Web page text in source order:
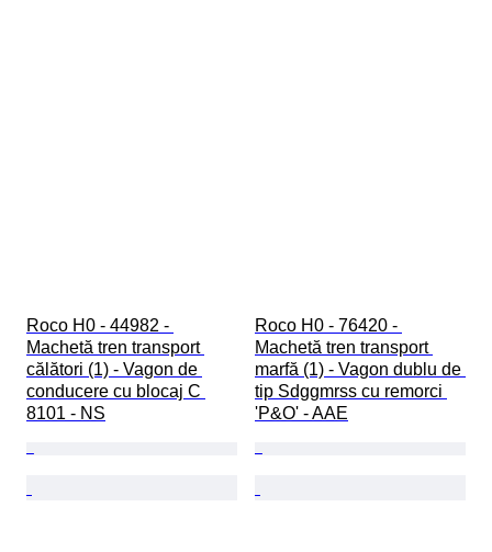
Roco H0 - 44982 -
Machetă tren transport
călători (1) - Vagon de
conducere cu blocaj C
8101 - NS
Roco H0 - 76420 -
Machetă tren transport
marfă (1) - Vagon dublu de
tip Sdggmrss cu remorci
'P&O' - AAE